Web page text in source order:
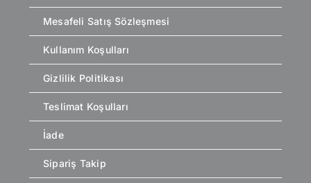
Mesafeli Satış Sözleşmesi
Kullanım Koşulları
Gizlilik Politikası
Teslimat Koşulları
İade
Sipariş Takip